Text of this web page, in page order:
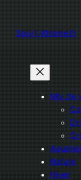
contenu
Sport-Xtreme.fr
Mix de
Nature
Hiver